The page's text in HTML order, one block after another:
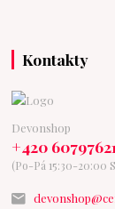
Kontakty
Devonshop
+420
(Po-Pá 15:30-20:00